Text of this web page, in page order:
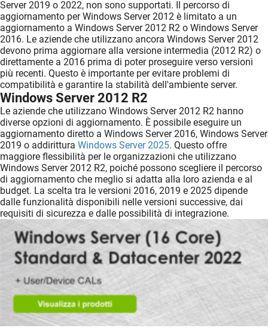
Server 2019 o 2022, non sono supportati. Il percorso di
aggiornamento per Windows Server 2012 è limitato a un
aggiornamento a Windows Server 2012 R2 o Windows Server
2016. Le aziende che utilizzano ancora Windows Server 2012
devono prima aggiornare alla versione intermedia (2012 R2) o
direttamente a 2016 prima di poter proseguire verso versioni
più recenti. Questo è importante per evitare problemi di
compatibilità e garantire la stabilità dell'ambiente server.
Windows Server 2012 R2
Le aziende che utilizzano Windows Server 2012 R2 hanno
diverse opzioni di aggiornamento. È possibile eseguire un
aggiornamento diretto a Windows Server 2016, Windows Server
2019 o addirittura Windows Server 2025. Questo offre
maggiore flessibilità per le organizzazioni che utilizzano
Windows Server 2012 R2, poiché possono scegliere il percorso
di aggiornamento che meglio si adatta alla loro azienda e al
budget. La scelta tra le versioni 2016, 2019 e 2025 dipende
dalle funzionalità disponibili nelle versioni successive, dai
requisiti di sicurezza e dalle possibilità di integrazione.